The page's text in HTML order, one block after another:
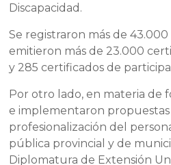
Discapacidad.
Se registraron más de 43.000
emitieron más de 23.000
y 285 certificados de
Por otro lado, en materia de
e implementaron propuestas
profesionalización del
pública provincial y de
Diplomatura de Extensión